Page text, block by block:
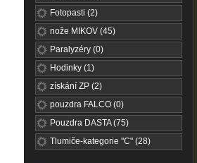
Fotopasti (2)
nože MIKOV (45)
Paralyzéry (0)
Hodinky (1)
získání ZP (2)
pouzdra FALCO (0)
Pouzdra DASTA (75)
Tlumiče-kategorie "C" (28)